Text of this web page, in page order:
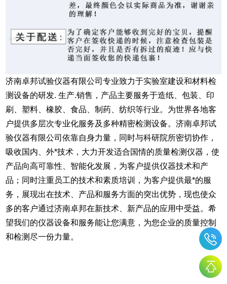
济南卓邦试验仪器有限公司专业致力于实验室建设和材料检
测设备的研发. 生产.销售，产品主要服务于造纸、包装、印
刷、塑料、橡胶、食品、制药、纺织等行业。为世界各地客
户提供多层次专业化服务及多种精密检测设备。济南卓邦试
验仪器有限公司依靠自身力量，同时与科研院所密切协作，
吸收国内、外*技术，大力开发适合国情的质量检测仪器，使
产品向高可靠性、智能化发展，为客户提供仪器技术和产
品；同时注重员工的技术和素质培训，为客户提供最*的服
务，展现出在技术、产品和服务方面的突出优势，现也使众
多的客户通过济南卓邦在新技术、新产品的应用中受益。希
望我们的仪器设备和服务能让您满意，为您企业的质量控制
和检测尽一份力量。